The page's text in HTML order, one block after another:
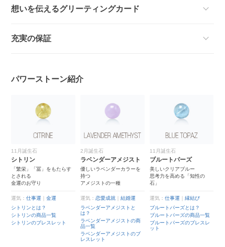
想いを伝えるグリーティングカード
充実の保証
パワーストーン紹介
11月誕生石
シトリン
「繁栄」「冨」をもたらす
とされる
金運のお守り
運気：仕事運 ｜金運
シトリンとは？
シトリンの商品一覧
シトリンのブレスレット
2月誕生石
ラベンダーアメジスト
優しいラベンダーカラーを
持つ
アメジストの一種
運気： 恋愛成就
結婚運
ラベンダーアメジストと
は？
ラベンダーアメジストの商
品一覧
ラベンダーアメジストのブ
レスレット
11月誕生石
ブルートパーズ
美しいクリアブルー
思考力を高める「知性の
石」
運気： 仕事運
縁結び
ブルートパーズとは？
ブルートパーズの商品一覧
ブルートパーズのブレスレ
ット